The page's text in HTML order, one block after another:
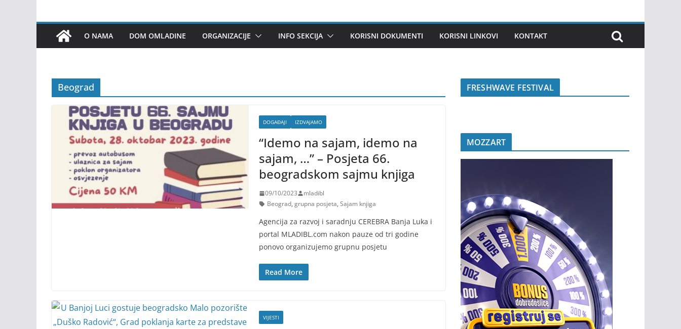
O NAMA DOM OMLADINE ORGANIZACIJE INFO SEKCIJA KORISNI DOKUMENTI KORISNI LINKOVI KONTAKT
Beograd
DOGAĐAJI IZDVAJAMO
“Idemo na sajam, idemo na
sajam, …” – Posjeta 66.
beogradskom sajmu knjiga
09/10/2023
mladibl
Beograd, grupna posjeta, Sajam knjiga
Agencija za razvoj i saradnju CEREBRA Banja Luka i
portal MLADIBL.com nakon pauze od tri godine
ponovo organizujemo grupnu posjetu
Read More
VIJESTI
FRESHWAVE FESTIVAL
MOZZART